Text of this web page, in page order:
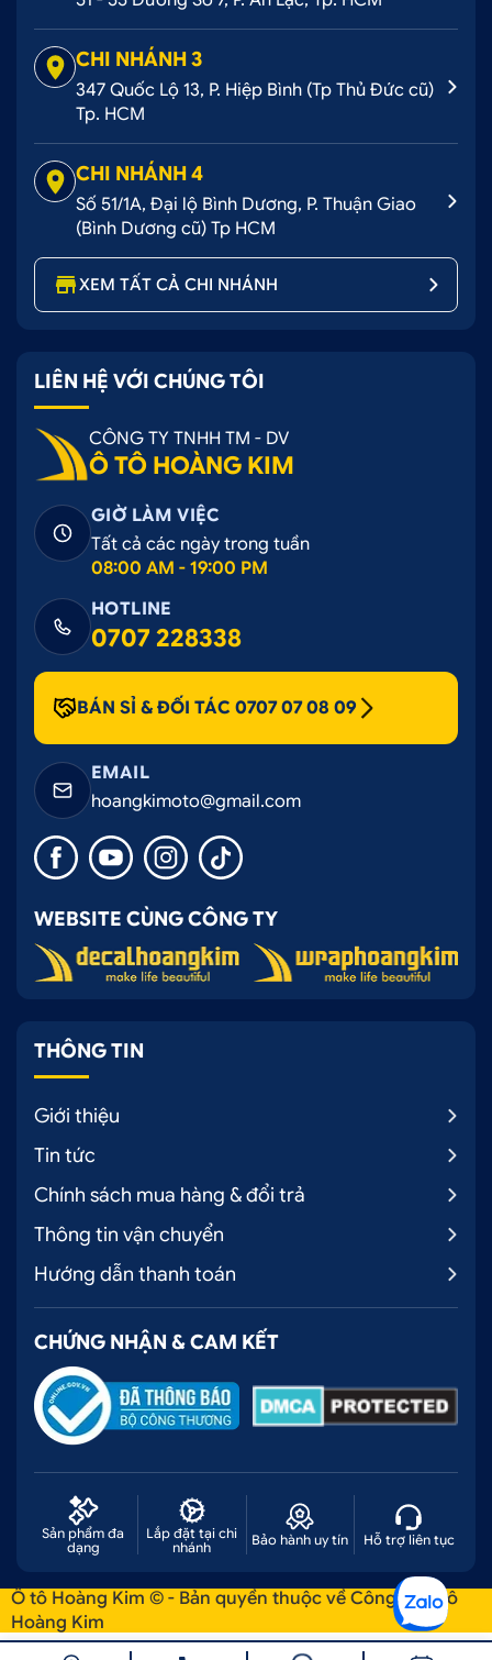
CHI NHÁNH 3
347 Quốc Lộ 13, P. Hiệp Bình (Tp Thủ Đức cũ)
Tp. HCM
CHI NHÁNH 4
Số 51/1A, Đại lộ Bình Dương, P. Thuận Giao
(Bình Dương cũ) Tp HCM
XEM TẤT CẢ CHI NHÁNH
LIÊN HỆ VỚI CHÚNG TÔI
CÔNG TY TNHH TM - DV
Ô TÔ HOÀNG KIM
GIỜ LÀM VIỆC
Tất cả các ngày trong tuần
08:00 AM - 19:00 PM
HOTLINE
0707 228338
BÁN SỈ & ĐỐI TÁC 0707 07 08 09
EMAIL
hoangkimoto@gmail.com
WEBSITE CÙNG CÔNG TY
THÔNG TIN
Giới thiệu
Tin tức
Chính sách mua hàng & đổi trả
Thông tin vận chuyển
Hướng dẫn thanh toán
CHỨNG NHẬN & CAM KẾT
Sản phẩm đa
dạng
Lắp đặt tại chi
nhánh
Bảo hành uy tín Hỗ trợ liên tục
Ô tô Hoàng Kim © - Bản quyền thuộc về Công ty Ô tô
Hoàng Kim